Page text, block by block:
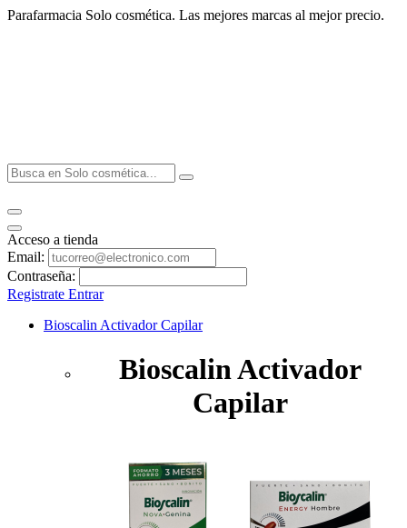
Parafarmacia Solo cosmética. Las mejores marcas al mejor precio.
Acceso a tienda
Email:
Contraseña:
Registrate Entrar
Bioscalin Activador Capilar
Bioscalin Activador
Capilar